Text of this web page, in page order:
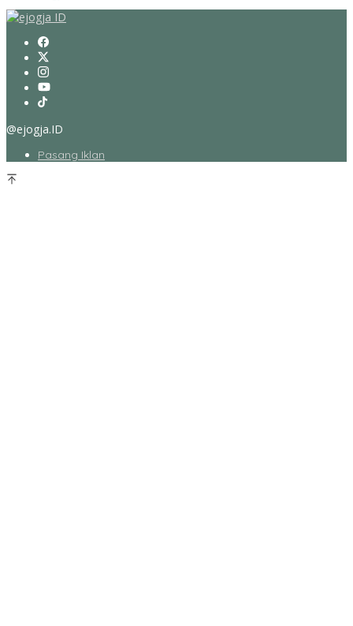
@ejogja.ID
Pasang Iklan